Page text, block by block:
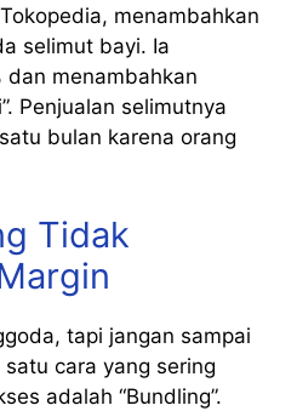
menambahkan
selimut bayi. Ia
dan menambahkan
Penjualan selimutnya
bulan karena orang
Tidak
tapi jangan sampai
cara yang sering
adalah “Bundling”.